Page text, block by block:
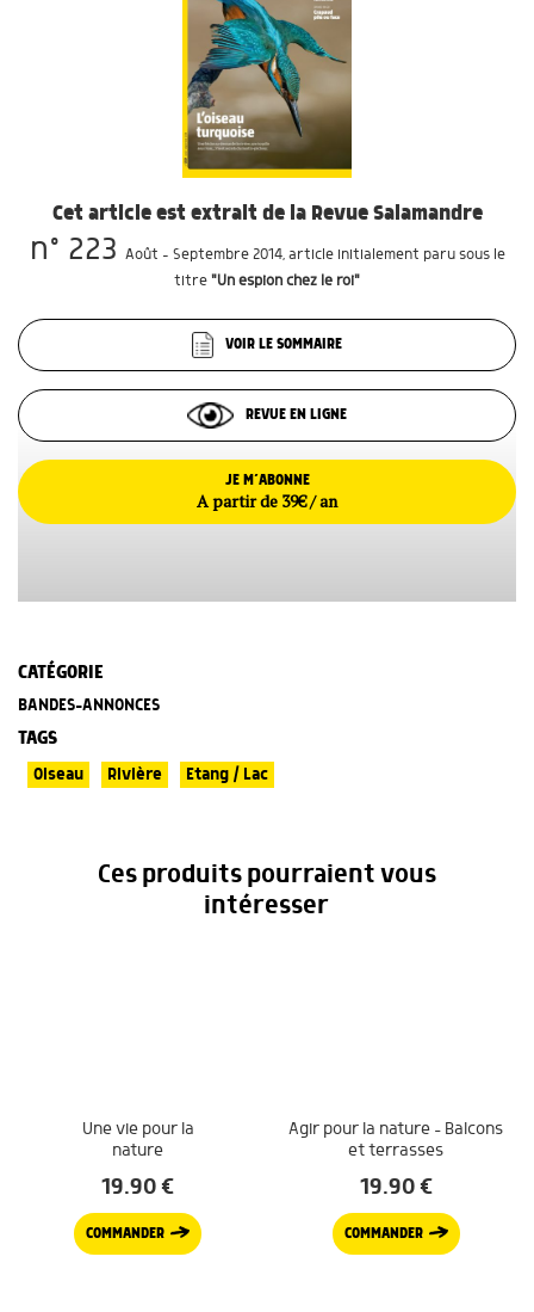
Cet article est extrait de la Revue Salamandre
n° 223 Août - Septembre 2014, article initialement paru sous le
titre "Un espion chez le roi"
VOIR LE SOMMAIRE
REVUE EN LIGNE
JE M’ABONNE
A partir de 39€ / an
CATÉGORIE
BANDES-ANNONCES
TAGS
Oiseau Rivière Etang / Lac
Ces produits pourraient vous
intéresser
Une vie pour la
nature
19.90€
COMMANDER
Agir pour la nature – Balcons
et terrasses
19.90€
COMMANDER